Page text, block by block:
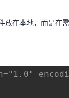
放在本地，而是在